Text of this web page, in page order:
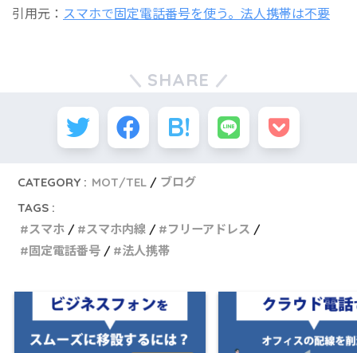
引用元： スマホで固定電話番号を使う。法人携帯は不要
SHARE
CATEGORY : MOT/TEL
ブログ
TAGS :
スマホ
スマホ内線
フリーアドレス
固定電話番号
法人携帯